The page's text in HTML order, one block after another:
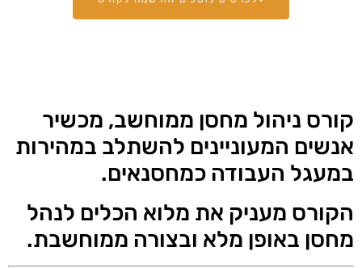
קורס ניהול מחסן ממוחשב, מכשיר
אנשים המעוניינים להשתלב במהירות
במעגל העבודה כמחסנאים.
הקורס מעניק את מלוא הכלים לנהל
מחסן באופן מלא ובצורה ממוחשבת.